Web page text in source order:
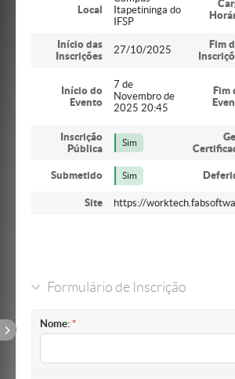
Local
Itapetininga do
IFSP
Início das
Inscrições
27/10/2025
Fim
Início do
Evento
7 de
Novembro de
2025 20:45
Fim
Inscrição
Pública
Sim
Submetido Sim
Site https://
Formulário de Inscrição
Nome: